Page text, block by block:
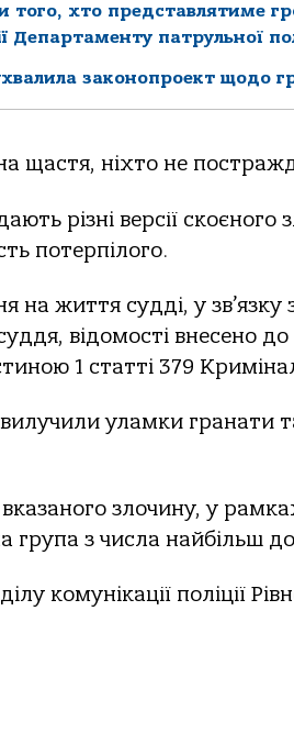
того, хто представлятиме
Департаменту патрульної
законопроект щодо
щастя, ніхто не
різні версії
потерпілого.
на життя судді, у зв’язку
відомості внесено
1 статті 379
вилучили уламки гранати
злочину, у
група з числа найбільш
комунікації поліції